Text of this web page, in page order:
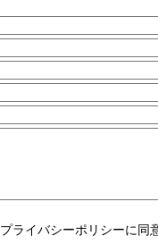
プライバシーポリシーに同